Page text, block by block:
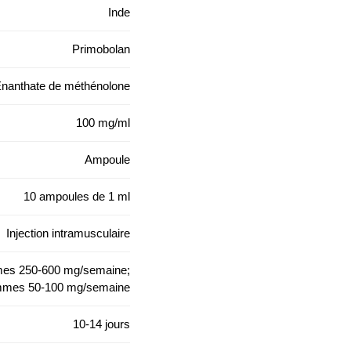
Inde
Primobolan
de méthénolone
100 mg/ml
Ampoule
10 ampoules de 1 ml
Injection intramusculaire
250-600 mg/semaine;
50-100 mg/semaine
10-14 jours